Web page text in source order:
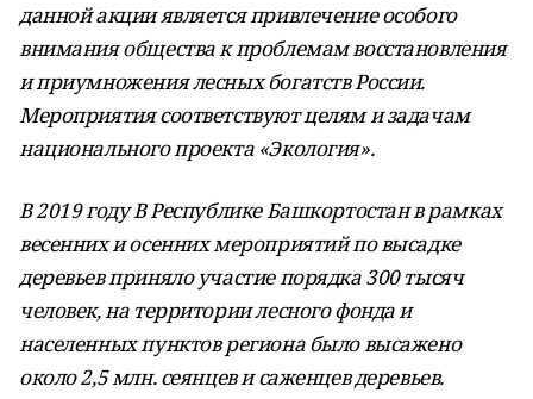
данной акции является привлечение особого
внимания общества к проблемам восстановления
и приумножения лесных богатств России.
Мероприятия соответствуют целям и задачам
национального проекта «Экология».
В 2019 году В Республике Башкортостан в рамках
весенних и осенних мероприятий по высадке
деревьев приняло участие порядка 300 тысяч
человек, на территории лесного фонда и
населенных пунктов региона было высажено
около 2,5 млн. сеянцев и саженцев деревьев.